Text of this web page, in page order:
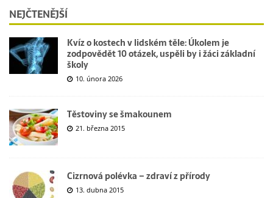
NEJČTENĚJŠÍ
Kvíz o kostech v lidském těle: Úkolem je
zodpovědět 10 otázek, uspěli by i žáci základní
školy
10. února 2026
Těstoviny se šmakounem
21. března 2015
Cizrnová polévka – zdraví z přírody
13. dubna 2015